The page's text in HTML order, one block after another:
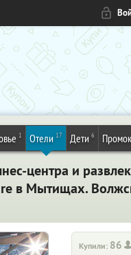
1 Отели 17 Дети 6
центра и
в Мытищах.
Купили: 86